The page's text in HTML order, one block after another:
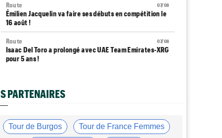
07/08
Route
Émilien Jacquelin va faire ses débuts en compétition le
16 août !
07/08
Route
Isaac Del Toro a prolongé avec UAE Team Emirates-XRG
pour 5 ans !
monnaie courante"
Le Mercato vélo est ouvert... toutes les dernières infos
et rumeurs
PARTENAIRES
Tour de Burgos Tour de France Femmes